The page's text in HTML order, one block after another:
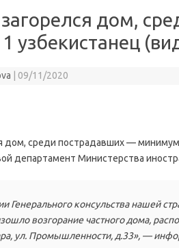
дом,
узбекистанец
09/11/2020
дом, среди пострадавших —
департамент Министерства
Генерального консульства нашей
возгорание частного дома,
ул. Промышленности, д.33», —